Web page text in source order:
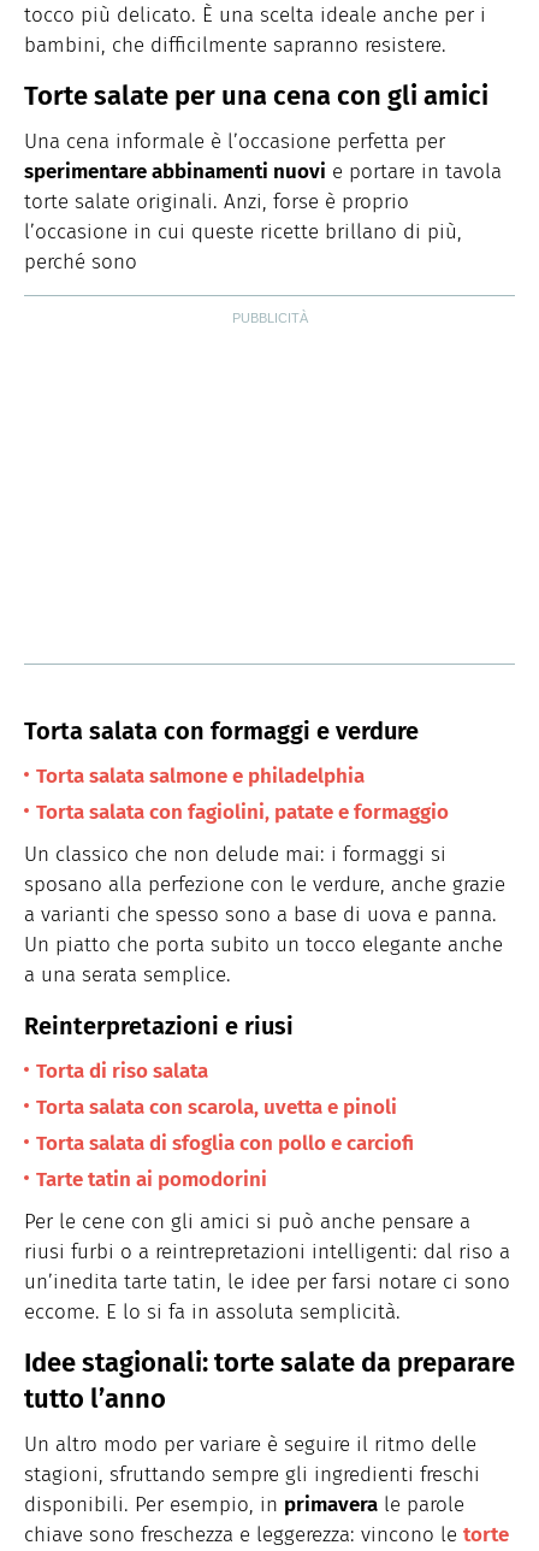
tocco più delicato. È una scelta ideale anche per i
bambini, che difficilmente sapranno resistere.
Torte salate per una cena con gli amici
Una cena informale è l’occasione perfetta per
sperimentare abbinamenti nuovi e portare in tavola
torte salate originali. Anzi, forse è proprio
l’occasione in cui queste ricette brillano di più,
perché sono
Torta salata con formaggi e verdure
Torta salata salmone e philadelphia
Torta salata con fagiolini, patate e formaggio
Un classico che non delude mai: i formaggi si
sposano alla perfezione con le verdure, anche grazie
a varianti che spesso sono a base di uova e panna.
Un piatto che porta subito un tocco elegante anche
a una serata semplice.
Reinterpretazioni e riusi
Torta di riso salata
Torta salata con scarola, uvetta e pinoli
Torta salata di sfoglia con pollo e carciofi
Tarte tatin ai pomodorini
Per le cene con gli amici si può anche pensare a
riusi furbi o a reintrepretazioni intelligenti: dal riso a
un’inedita tarte tatin, le idee per farsi notare ci sono
eccome. E lo si fa in assoluta semplicità.
Idee stagionali: torte salate da preparare
tutto l’anno
Un altro modo per variare è seguire il ritmo delle
stagioni, sfruttando sempre gli ingredienti freschi
disponibili. Per esempio, in primavera le parole
chiave sono freschezza e leggerezza: vincono le torte